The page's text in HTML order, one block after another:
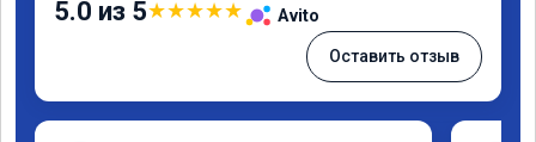
5.0 из 5★★★★★ Avito
Оставить отзыв